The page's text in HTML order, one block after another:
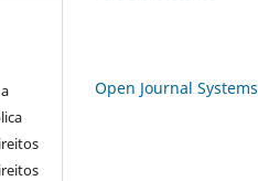
Open Journal Systems